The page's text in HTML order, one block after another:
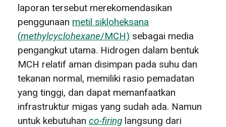
laporan tersebut merekomendasikan
penggunaan metil sikloheksana
(methylcyclohexane/MCH) sebagai media
pengangkut utama. Hidrogen dalam bentuk
MCH relatif aman disimpan pada suhu dan
tekanan normal, memiliki rasio pemadatan
yang tinggi, dan dapat memanfaatkan
infrastruktur migas yang sudah ada. Namun
untuk kebutuhan co-firing langsung dari